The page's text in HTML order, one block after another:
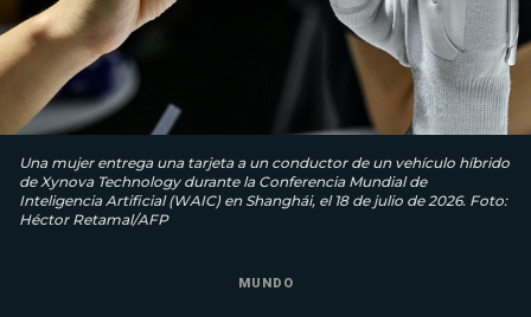
Una mujer entrega una tarjeta a un conductor de un vehículo híbrido
de Xynova Technology durante la Conferencia Mundial de
Inteligencia Artificial (WAIC) en Shanghái, el 18 de julio de 2026. Foto:
Héctor Retamal/AFP
MUNDO